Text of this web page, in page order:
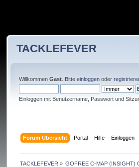
TACKLEFEVER
WillkommenGast . Bitteeinloggen oder
Einloggen mit Benutzername, Passwort und
Forum Übersicht Portal Hilfe Einloggen
TACKLEFEVER » GOFREE C-MAP (INSIGHT)